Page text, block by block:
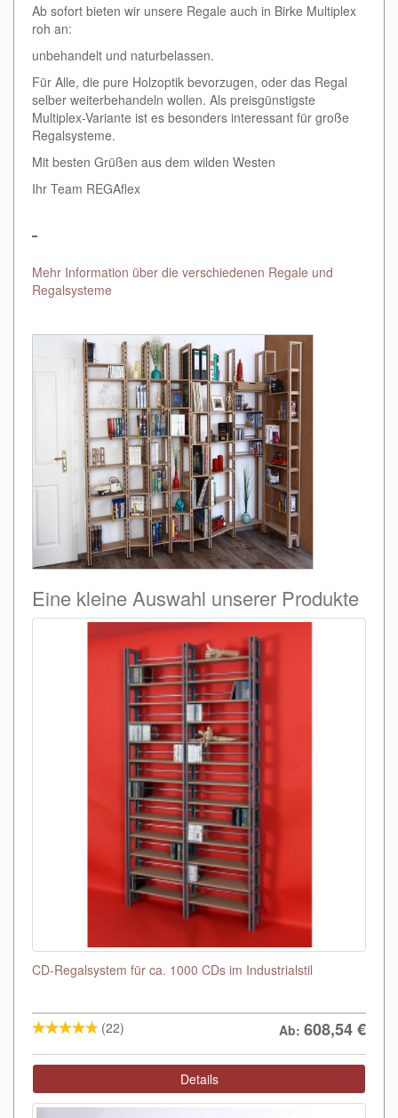
Ab sofort bieten wir unsere Regale auch in Birke Multiplex
roh an:
unbehandelt und naturbelassen.
Für Alle, die pure Holzoptik bevorzugen, oder das Regal
selber weiterbehandeln wollen. Als preisgünstigste
Multiplex-Variante ist es besonders interessant für große
Regalsysteme.
Mit besten Grüßen aus dem wilden Westen
Ihr Team REGAflex
Mehr Information über die verschiedenen Regale und
Regalsysteme
Eine kleine Auswahl unserer Produkte
CD-Regalsystem für ca. 1000 CDs im Industrialstil
(22) Ab: 608,54€
Details